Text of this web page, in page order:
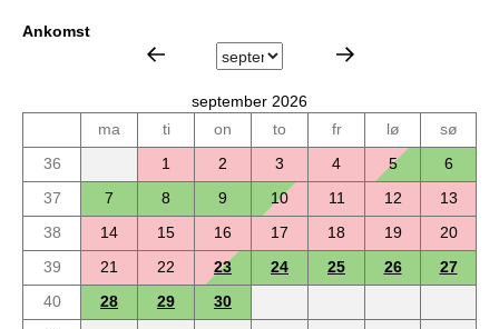
Ankomst
september 2026
ma
ti on to fr lø
sø
36
1 2 3 4 5
6
37
7 8 9 10 11 12
13
38
14 15 16 17 18 19
20
39
21 22 23 24 25 26
27
40
28 29
30